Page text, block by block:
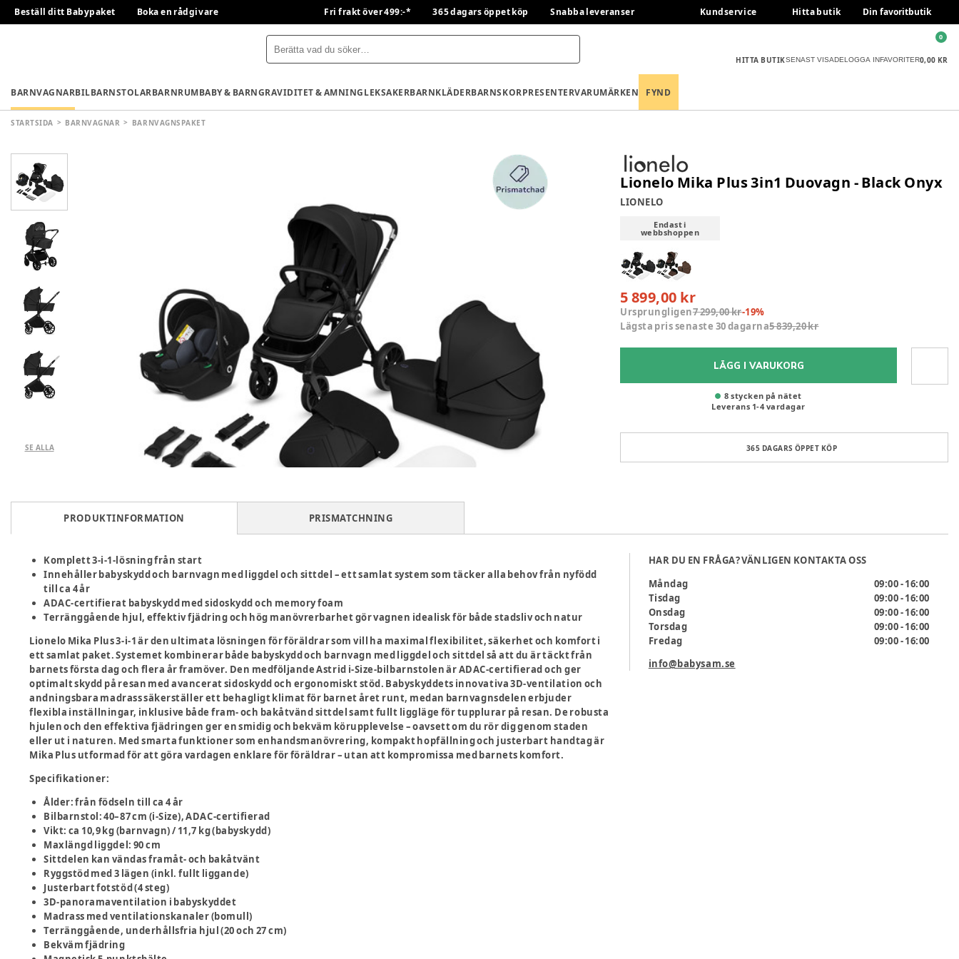
Beställ ditt Babypaket Boka en rådgivare Fri frakt över 499:-* 365 dagars öppet köp Snabba leveranser Kundservice Hitta butik Din favoritbutik
HITTA BUTIKSENAST VISADELOGGA INFAVORITER0,00 KR
0
BARNVAGNARBILBARNSTOLARBARNRUMBABY & BARNGRAVIDITET & AMNINGLEKSAKERBARNKLÄDERBARNSKORPRESENTERVARUMÄRKEN FYND
STARTSIDA BARNVAGNAR BARNVAGNSPAKET
SE ALLA
Lionelo Mika Plus 3in1 Duovagn - Black Onyx
LIONELO
Endast i
webbshoppen
5 899,00 kr
Ursprungligen7 299,00 kr-19%
Lägsta pris senaste 30 dagarna5 839,20 kr
LÄGG I VARUKORG
8 stycken på nätet
Leverans 1-4 vardagar
365 DAGARS ÖPPET KÖP
PRODUKTINFORMATION PRISMATCHNING
Komplett 3-i-1-lösning från start
Innehåller babyskydd och barnvagn med liggdel och sittdel – ett samlat system som täcker alla behov från nyfödd
till ca 4 år
ADAC-certifierat babyskydd med sidoskydd och memory foam
Terränggående hjul, effektiv fjädring och hög manövrerbarhet gör vagnen idealisk för både stadsliv och natur
Lionelo Mika Plus 3-i-1 är den ultimata lösningen för föräldrar som vill ha maximal flexibilitet, säkerhet och komfort i
ett samlat paket. Systemet kombinerar både babyskydd och barnvagn med liggdel och sittdel så att du är täckt från
barnets första dag och flera år framöver. Den medföljande Astrid i-Size-bilbarnstolen är ADAC-certifierad och ger
optimalt skydd på resan med avancerat sidoskydd och ergonomiskt stöd. Babyskyddets innovativa 3D-ventilation och
andningsbara madrass säkerställer ett behagligt klimat för barnet året runt, medan barnvagnsdelen erbjuder
flexibla inställningar, inklusive både fram- och bakåtvänd sittdel samt fullt liggläge för tupplurar på resan. De robusta
hjulen och den effektiva fjädringen ger en smidig och bekväm körupplevelse – oavsett om du rör dig genom staden
eller ut i naturen. Med smarta funktioner som enhandsmanövrering, kompakt hopfällning och justerbart handtag är
Mika Plus utformad för att göra vardagen enklare för föräldrar – utan att kompromissa med barnets komfort.
Specifikationer:
Ålder: från födseln till ca 4 år
Bilbarnstol: 40–87 cm (i-Size), ADAC-certifierad
Vikt: ca 10,9 kg (barnvagn) / 11,7 kg (babyskydd)
Maxlängd liggdel: 90 cm
Sittdelen kan vändas framåt- och bakåtvänt
Ryggstöd med 3 lägen (inkl. fullt liggande)
Justerbart fotstöd (4 steg)
3D-panoramaventilation i babyskyddet
Madrass med ventilationskanaler (bomull)
Terränggående, underhållsfria hjul (20 och 27 cm)
Bekväm fjädring
HAR DU EN FRÅGA? VÄNLIGEN KONTAKTA OSS
Måndag
09:00 - 16:00
Tisdag
09:00 - 16:00
Onsdag
09:00 - 16:00
Torsdag
09:00 - 16:00
Fredag
09:00 - 16:00
info@babysam.se